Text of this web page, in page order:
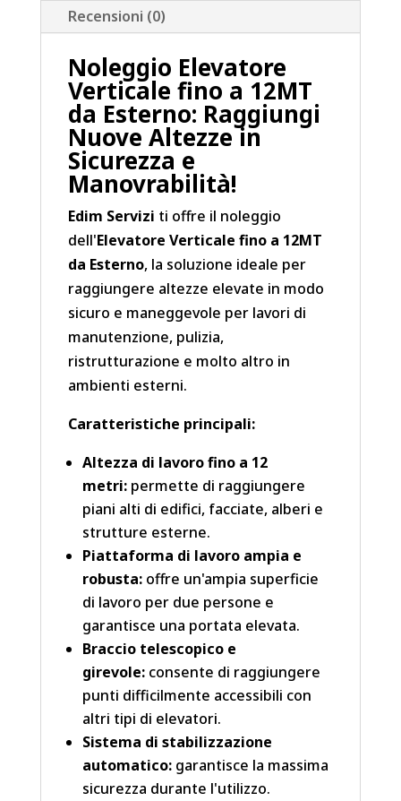
Recensioni (0)
Noleggio Elevatore
Verticale fino a 12MT
da Esterno: Raggiungi
Nuove Altezze in
Sicurezza e
Manovrabilità!
Edim Servizi ti offre il noleggio
dell'Elevatore Verticale fino a 12MT
da Esterno, la soluzione ideale per
raggiungere altezze elevate in modo
sicuro e maneggevole per lavori di
manutenzione, pulizia,
ristrutturazione e molto altro in
ambienti esterni.
Caratteristiche principali:
Altezza di lavoro fino a 12
metri:permette di raggiungere
piani alti di edifici, facciate, alberi e
strutture esterne.
Piattaforma di lavoro ampia e
robusta:offre un'ampia superficie
di lavoro per due persone e
garantisce una portata elevata.
Braccio telescopico e
girevole:consente di raggiungere
punti difficilmente accessibili con
altri tipi di elevatori.
Sistema di stabilizzazione
automatico:garantisce la massima
sicurezza durante l'utilizzo.